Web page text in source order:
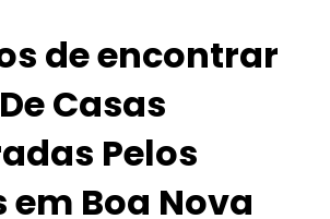
de encontrar
Casas
Pelos
em Boa Nova